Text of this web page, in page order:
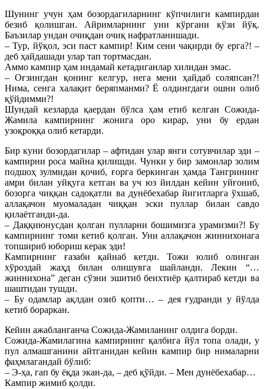
Шунинг учун ҳам бозордагиларнинг кўпчилиги кампирдан
безиб қолишган. Айримларнинг уни кўргани кўзи йўқ.
Баъзилар ундан очиқдан очиқ нафратланишади.
– Тур, йўқол, эси паст кампир! Ким сени чақирди бу ерга?! –
деб ҳайдашади улар тап тортмасдан.
Аммо кампир ҳам индамай кетадиганлар хилидан эмас.
– Оғзингдан қонинг келгур, нега мени ҳайдаб соляпсан?!
Нима, сенга халақит беряпманми? Ё олдингдаги ошни олиб
қўйдимми?!
Шундай кезларда қаердан бўлса ҳам етиб келган Сожида-
Жамила кампирнинг жонига оро кирар, уни бу ердан
узоқроққа олиб кетарди.
Бир куни бозордагилар – афтидан улар янги сотувчилар эди –
кампирни роса майна қилишди. Чунки у бир замонлар золим
подшоҳ зулмидан қочиб, ғорга беркинган ҳамда Тангрининг
амри билан уйқуга кетган ва уч юз йилдан кейин уйғониб,
бозорга чиққан садоқатли ва дунёбехабар йигитларга ўхшаб,
аллақачон муомаладан чиққан эски пуллар билан савдо
қилаётганди-да.
– Даққиюнусдан қолган пулларни бошимизга урамизми?! Бу
кампирнинг томи кетиб қолган. Уни аллақачон жиннихонага
топшириб юбориш керак эди!
Кампирнинг ғазаби қайнаб кетди. Тожи юлиб олинган
хўроздай жаҳд билан олишувга шайланди. Лекин “…
жиннихона” деган сўзни эшитиб беихтиёр қалтираб кетди ва
шаштидан тушди.
– Бу одамлар ақлдан озиб қопти… – дея ғудранди у йўлда
кетиб бораркан.
Кейин ажабланганча Сожида-Жамиланинг олдига борди.
Сожида-Жамилагина кампирнинг қалбига йўл топа олади, у
пул алмашганини айтганидан кейин кампир бир нималарни
фаҳмлагандай бўлиб:
– Э-ҳа, гап бу ёқда экан-да, – деб қўйди. – Мен дунёбехабар…
Кампир жимиб қолди.